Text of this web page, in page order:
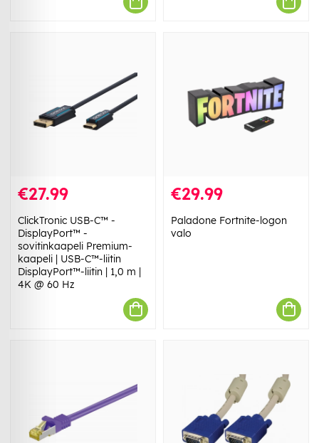
€27.99
ClickTronic USB-C™ -
DisplayPort™ -
sovitinkaapeli Premium-
kaapeli | USB-C™-liitin
DisplayPort™-liitin | 1,0 m |
4K @ 60 Hz
€29.99
Paladone Fortnite-logon
valo